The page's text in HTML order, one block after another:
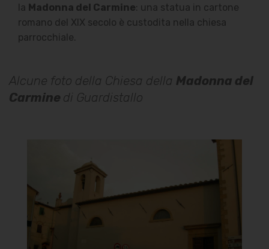
la Madonna del Carmine: una statua in cartone
romano del XIX secolo è custodita nella chiesa
parrocchiale.
Alcune foto della Chiesa della Madonna del
Carmine di Guardistallo
Chiesa della Madonna del
Carmine